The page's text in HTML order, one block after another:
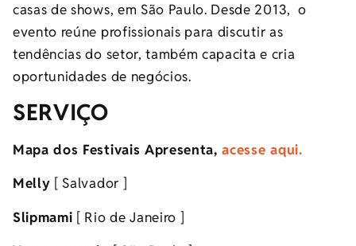
casas de shows, em São Paulo. Desde 2013, o
evento reúne profissionais para discutir as
tendências do setor, também capacita e cria
oportunidades de negócios.
SERVIÇO
Mapa dos Festivais Apresenta,acesse aqui.
Melly [ Salvador ]
Slipmami [ Rio de Janeiro ]